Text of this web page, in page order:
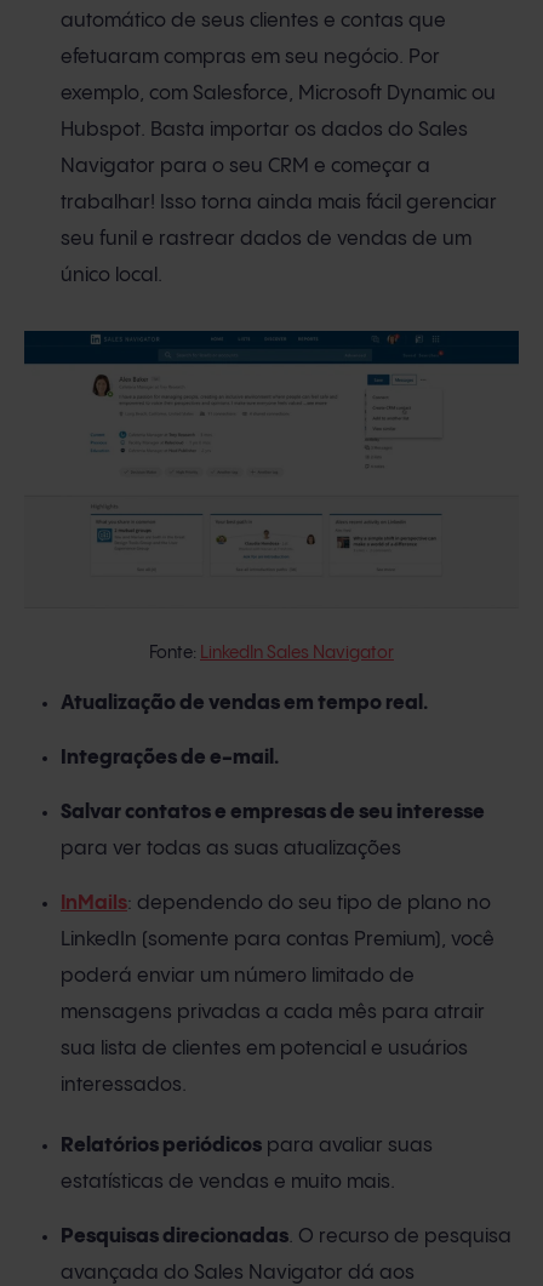
automático de seus clientes e contas que
efetuaram compras em seu negócio. Por
exemplo, com Salesforce, Microsoft Dynamic ou
Hubspot. Basta importar os dados do Sales
Navigator para o seu CRM e começar a
trabalhar! Isso torna ainda mais fácil gerenciar
seu funil e rastrear dados de vendas de um
único local.
Fonte: LinkedIn Sales Navigator
Atualização de vendas em tempo real.
Integrações de e-mail.
Salvar contatos e empresas de seu interesse
para ver todas as suas atualizações
InMails: dependendo do seu tipo de plano no
LinkedIn (somente para contas Premium), você
poderá enviar um número limitado de
mensagens privadas a cada mês para atrair
sua lista de clientes em potencial e usuários
interessados.
Relatórios periódicos para avaliar suas
estatísticas de vendas e muito mais.
Pesquisas direcionadas. O recurso de pesquisa
avançada do Sales Navigator dá aos